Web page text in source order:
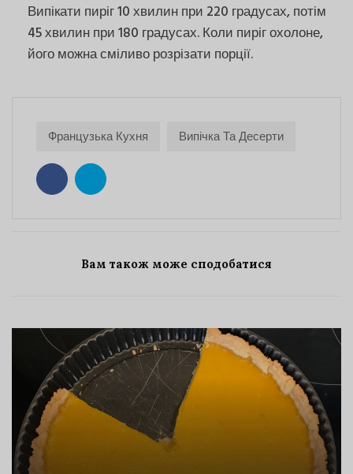
Випікати пиріг 10 хвилин при 220 градусах, потім
45 хвилин при 180 градусах. Коли пиріг охолоне,
його можна сміливо розрізати порції.
Французька Кухня Випічка Та Десерти
Вам також може сподобатися